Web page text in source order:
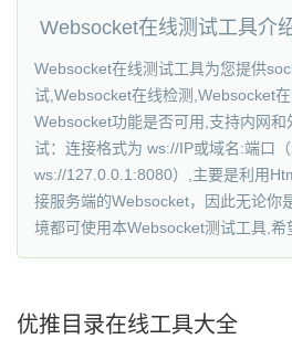
Websocket在线测试工具介
Websocket在线测试工具为您提供
试,Websocket在线检测,Websocket
Websocket功能是否可用,支持内网和
试：连接格式为 ws://IP或域名:端口（
ws://127.0.0.1:8080）,主要是利用
接服务端的Websocket，因此无论你
境都可使用本Websocket测试工具,希
优推目录在线工具大全